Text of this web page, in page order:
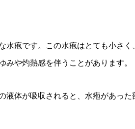
疱です。この水疱はとても小さく
や灼熱感を伴うことがあります。
体が吸収されると、水疱があっ